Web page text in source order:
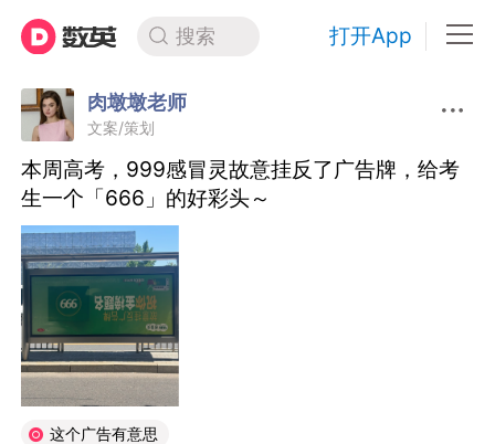
搜索 打开App
肉墩墩老师
文案/策划
本周高考，999感冒灵故意挂反了广告牌，给考
生一个「666」的好彩头～
这个广告有意思